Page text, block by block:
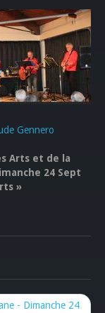
Gennero
Arts et de la
24 Sept
»
- Dimanche 24